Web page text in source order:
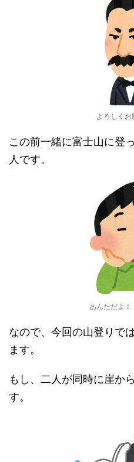
よろしくお
この前一緒に富士山に登
人です。
あんただよ！
なので、今回の山登りで
ます。
もし、二人が同時に崖か
す。